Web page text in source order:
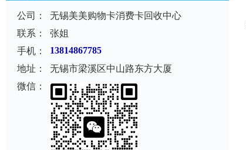
公司：
无锡美美购物卡消费卡回收中心
联系：
张姐
手机：
13814867785
地址：
无锡市梁溪区中山路东方大厦
微信：